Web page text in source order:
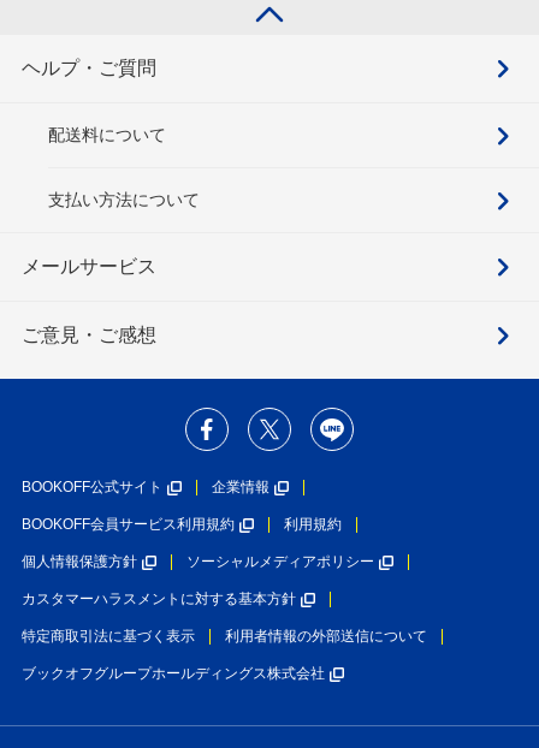
ヘルプ・ご質問
配送料について
支払い方法について
メールサービス
ご意見・ご感想
BOOKOFF公式サイト 企業情報
BOOKOFF会員サービス利用規約 利用規約
個人情報保護方針 ソーシャルメディアポリシー
カスタマーハラスメントに対する基本方針
特定商取引法に基づく表示 利用者情報の外部送信について
ブックオフグループホールディングス株式会社